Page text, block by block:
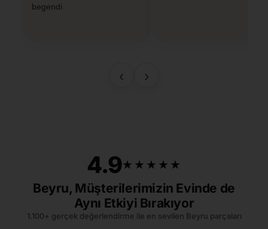
begendi
‹ ›
4.9★★★★★
★★★★★
Beyru, Müşterilerimizin Evinde de
Aynı Etkiyi Bırakıyor
1.100+ gerçek değerlendirme ile en sevilen Beyru parçaları